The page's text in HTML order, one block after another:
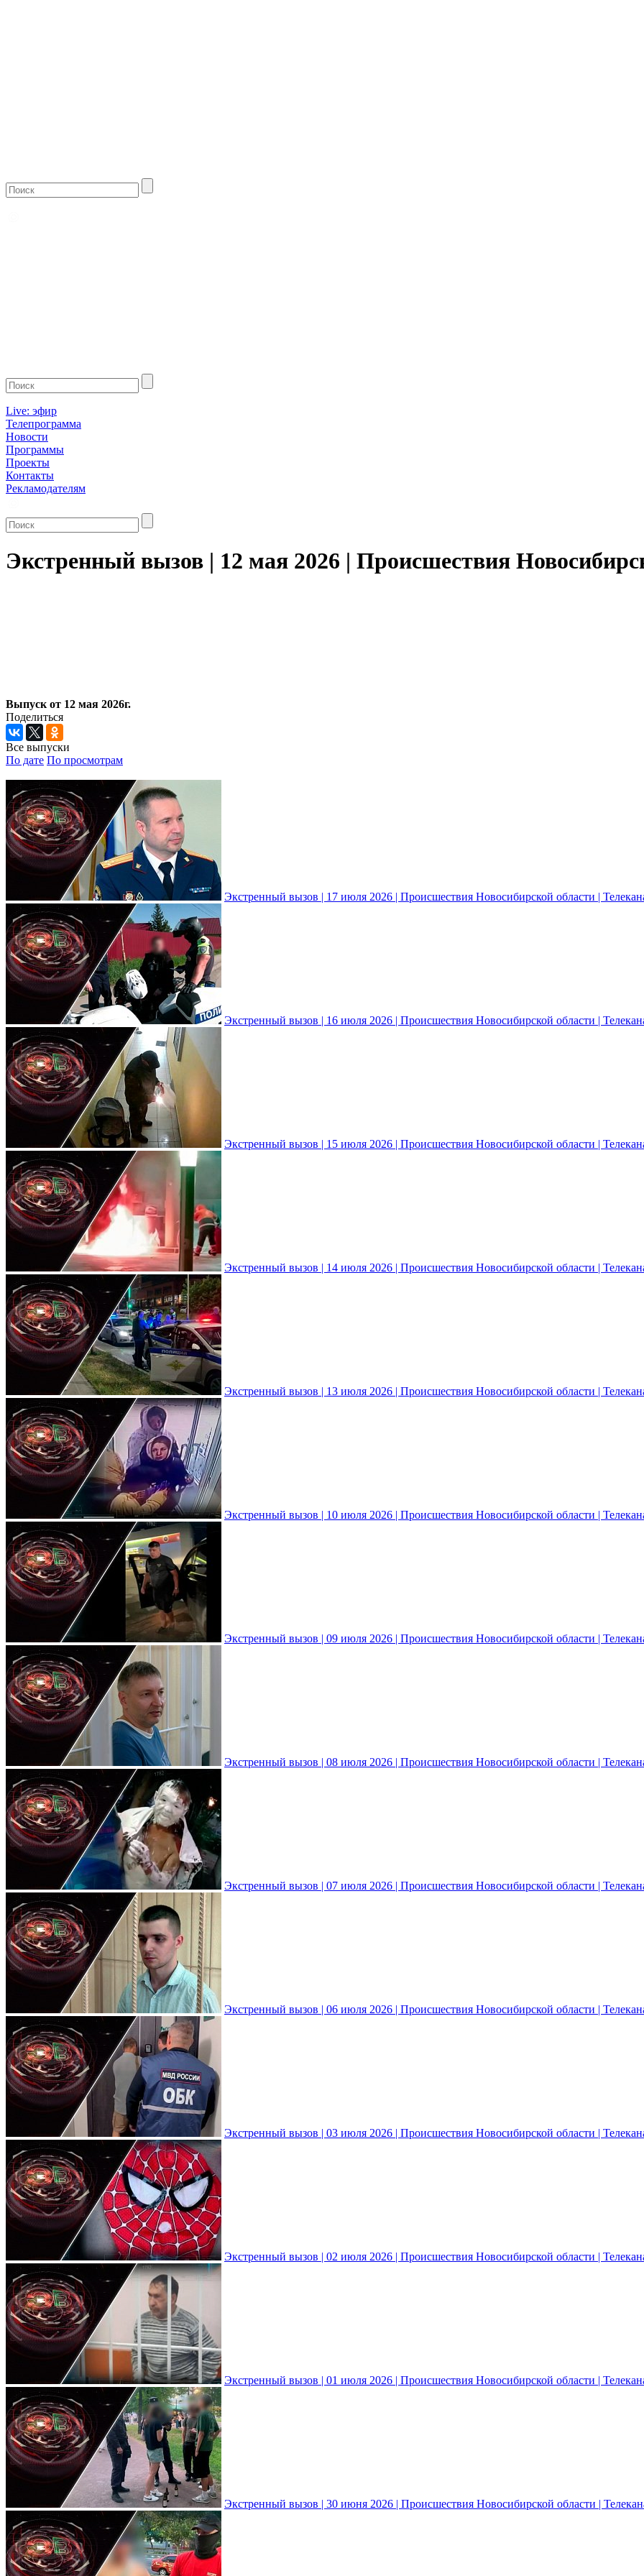
Live: эфир
Телепрограмма
Новости
Программы
Проекты
Контакты
Рекламодателям
Экстренный вызов | 12 мая 2026 | Происшествия
Выпуск от 12 мая 2026г.
Поделиться
Все выпуски
По дате По просмотрам
Экстренный вызов | 17 июля 2026 | Происшествия Новосибирской области |
Экстренный вызов | 16 июля 2026 | Происшествия Новосибирской области |
Экстренный вызов | 15 июля 2026 | Происшествия Новосибирской области |
Экстренный вызов | 14 июля 2026 | Происшествия Новосибирской области |
Экстренный вызов | 13 июля 2026 | Происшествия Новосибирской области |
Экстренный вызов | 10 июля 2026 | Происшествия Новосибирской области |
Экстренный вызов | 09 июля 2026 | Происшествия Новосибирской области |
Экстренный вызов | 08 июля 2026 | Происшествия Новосибирской области |
Экстренный вызов | 07 июля 2026 | Происшествия Новосибирской области |
Экстренный вызов | 06 июля 2026 | Происшествия Новосибирской области |
Экстренный вызов | 03 июля 2026 | Происшествия Новосибирской области |
Экстренный вызов | 02 июля 2026 | Происшествия Новосибирской области |
Экстренный вызов | 01 июля 2026 | Происшествия Новосибирской области |
Экстренный вызов | 30 июня 2026 | Происшествия Новосибирской области |